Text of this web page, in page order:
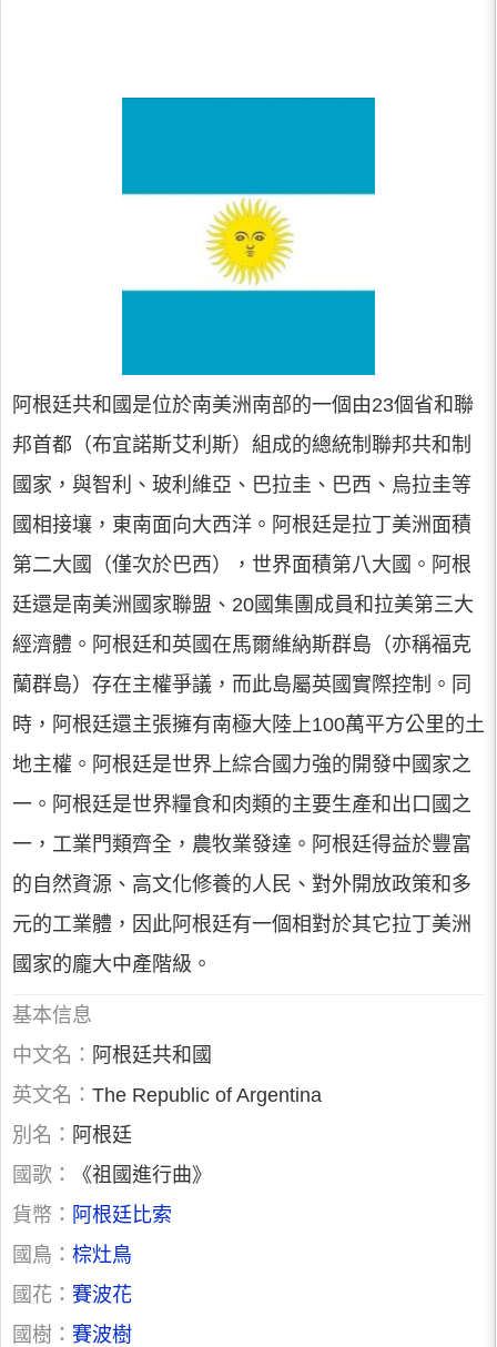
阿根廷共和國是位於南美洲南部的一個由23個省和聯
邦首都（布宜諾斯艾利斯）組成的總統制聯邦共和制
國家，與智利、玻利維亞、巴拉圭、巴西、烏拉圭等
國相接壤，東南面向大西洋。阿根廷是拉丁美洲面積
第二大國（僅次於巴西），世界面積第八大國。阿根
廷還是南美洲國家聯盟、20國集團成員和拉美第三大
經濟體。阿根廷和英國在馬爾維納斯群島（亦稱福克
蘭群島）存在主權爭議，而此島屬英國實際控制。同
時，阿根廷還主張擁有南極大陸上100萬平方公里的土
地主權。阿根廷是世界上綜合國力強的開發中國家之
一。阿根廷是世界糧食和肉類的主要生產和出口國之
一，工業門類齊全，農牧業發達。阿根廷得益於豐富
的自然資源、高文化修養的人民、對外開放政策和多
元的工業體，因此阿根廷有一個相對於其它拉丁美洲
國家的龐大中產階級。
基本信息
中文名： 阿根廷共和國
英文名： The Republic of Argentina
別名： 阿根廷
國歌：
《祖國進行曲》
貨幣： 阿根廷比索
國鳥： 棕灶鳥
國花： 賽波花
國樹： 賽波樹